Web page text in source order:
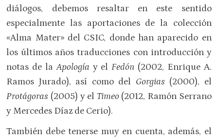
diálogos, debemos resaltar en este sentido
especialmente las aportaciones de la colección
«Alma Mater» del CSIC, donde han aparecido en
los últimos años traducciones con introducción y
notas de laApología y elFedón (2002, Enrique A.
Ramos Jurado), así como del Gorgias (2000), el
Protágoras (2005) y el Timeo(2012, Ramón Serrano
y Mercedes Díaz de Cerio).
También debe tenerse muy en cuenta, además, el